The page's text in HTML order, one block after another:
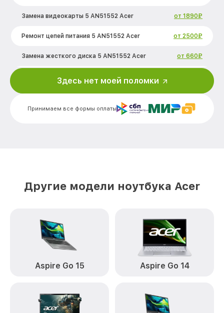
Замена видеокарты 5 AN51552 Acer от 1890₽
Ремонт цепей питания 5 AN51552 Acer от 2500₽
Замена жесткого диска 5 AN51552 Acer от 660₽
Установка драйверов 5 AN51552 Acer
Ремонт петель крышки 5 AN51552 Acer от 1190₽
Замена микрофона 5 AN51552 Acer от 1050₽
Замена оперативной памяти 5 AN51552
Замена системы охлаждения 5 AN51552
Принимаем все формы оплаты
Здесь нет моей поломки
Другие модели ноутбука Acer
Aspire Go 15 Aspire Go 14